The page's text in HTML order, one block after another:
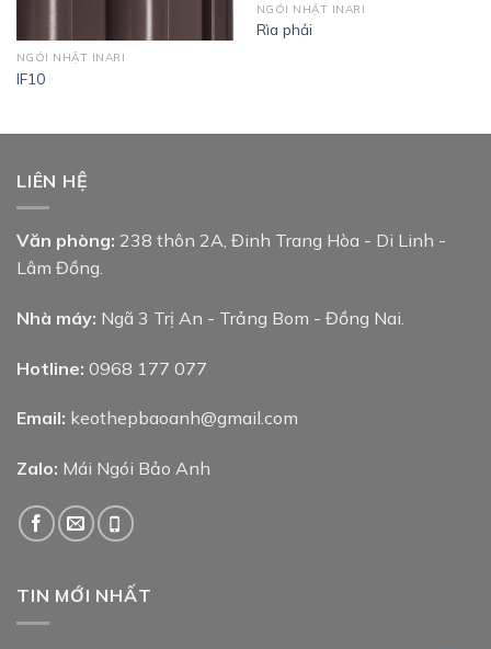
NGÓI NHẬT INARI
IF10
NGÓI NHẬT INARI
Rìa phải
LIÊN HỆ
Văn phòng: 238 thôn 2A, Đinh Trang Hòa - Di Linh -
Lâm Đồng.
Nhà máy: Ngã 3 Trị An - Trảng Bom - Đồng Nai.
Hotline: 0968 177 077
Email: keothepbaoanh@gmail.com
Zalo: Mái Ngói Bảo Anh
TIN MỚI NHẤT